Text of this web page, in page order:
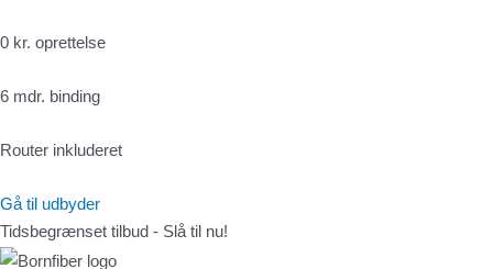
0 kr. oprettelse
6 mdr. binding
Router inkluderet
Gå til udbyder
Tidsbegrænset tilbud - Slå til nu!